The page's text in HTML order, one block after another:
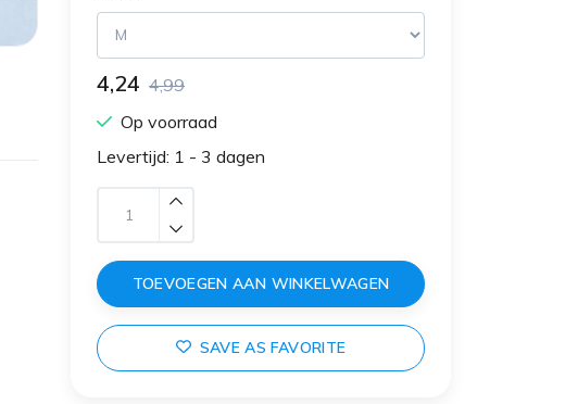
4,24 4,99
Op voorraad
Levertijd: 1 - 3 dagen
TOEVOEGEN AAN WINKELWAGEN
SAVE AS FAVORITE